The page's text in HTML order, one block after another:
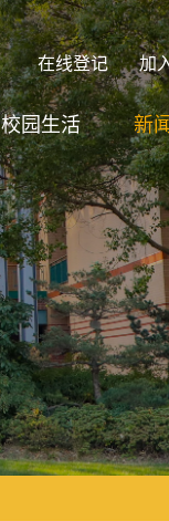
在线登记 加
校园生活 新